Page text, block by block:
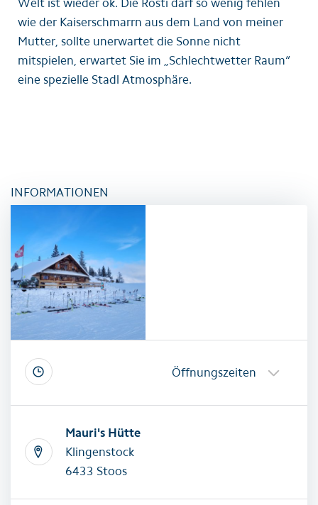
wie der Kaiserschmarrn aus dem Land von meiner
Mutter, sollte unerwartet die Sonne nicht
mitspielen, erwartet Sie im „Schlechtwetter Raum“
eine spezielle Stadl Atmosphäre.
INFORMATIONEN
Öffnungszeiten
Mauri's Hütte
Klingenstock
6433 Stoos